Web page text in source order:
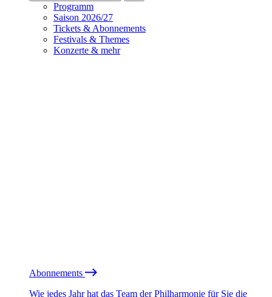
Programm
Saison 2026/27
Tickets & Abonnements
Festivals & Themes
Konzerte & mehr
Abonnements
Wie jedes Jahr hat das Team der Philharmonie für Sie die